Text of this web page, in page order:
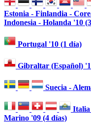
Estonia - Finlandia -
Indonesia - Holanda '10
Portugal '10 (1 día)
Gibraltar (Español)
Suecia -
Italia
Marino '09 (4 días)